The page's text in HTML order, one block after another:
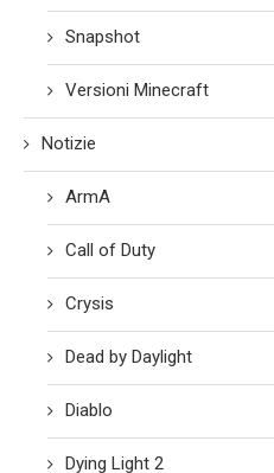
Snapshot
Versioni Minecraft
Notizie
ArmA
Call of Duty
Crysis
Dead by Daylight
Diablo
Dying Light 2